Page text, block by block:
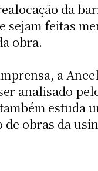
da
feitas
obra.
a
analisado
estuda
obras da